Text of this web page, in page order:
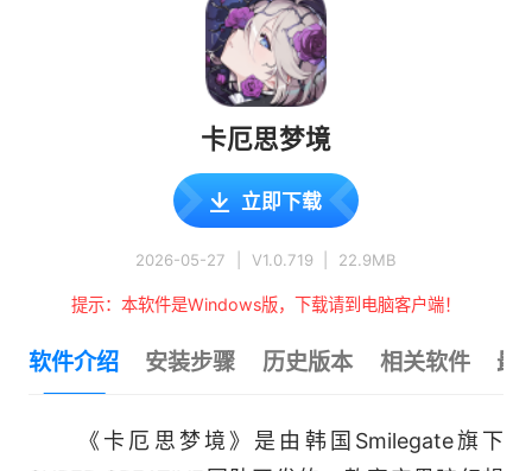
卡厄思梦境
立即下载
2026-05-27 V1.0.719 22.9MB
提示：本软件是Windows版，下载请到电脑客户端！
软件介绍 安装步骤 历史版本 相关软件 最
《卡厄思梦境》是由韩国Smilegate旗下